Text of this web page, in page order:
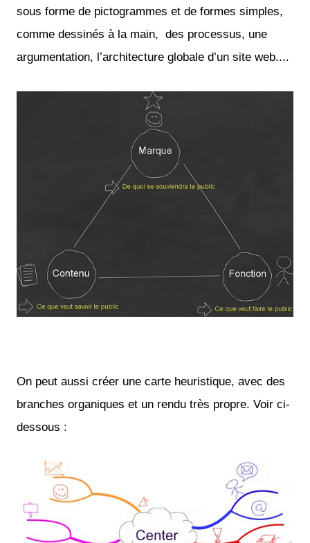
sous forme de pictogrammes et de formes simples,
comme dessinés à la main, des processus, une
argumentation, l’architecture globale d’un site web....
On peut aussi créer une carte heuristique, avec des
branches organiques et un rendu très propre. Voir ci-
dessous :